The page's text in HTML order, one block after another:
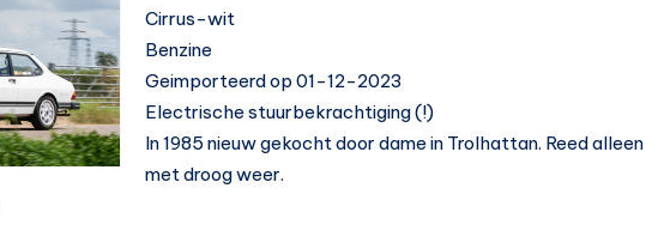
Cirrus-wit
Benzine
Geimporteerd op 01-12-2023
Electrische stuurbekrachtiging (!)
In 1985 nieuw gekocht door dame in Trolhattan. Reed alleen
met droog weer.